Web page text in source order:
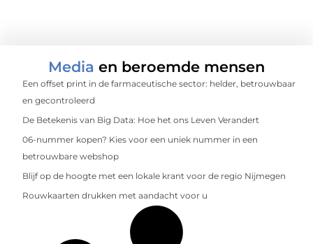
Media en beroemde mensen
Een offset print in de farmaceutische sector: helder, betrouwbaar
en gecontroleerd
De Betekenis van Big Data: Hoe het ons Leven Verandert
06-nummer kopen? Kies voor een uniek nummer in een
betrouwbare webshop
Blijf op de hoogte met een lokale krant voor de regio Nijmegen
Rouwkaarten drukken met aandacht voor u